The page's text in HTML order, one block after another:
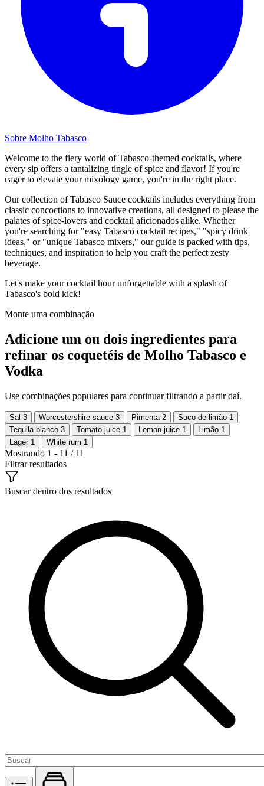
Sobre Molho Tabasco
Welcome to the fiery world of Tabasco-themed cocktails, where
every sip offers a tantalizing tingle of spice and flavor! If you're
eager to elevate your mixology game, you're in the right place.
Our collection of Tabasco Sauce cocktails includes everything from
classic concoctions to innovative creations, all designed to please the
palates of spice-lovers and cocktail aficionados alike. Whether
you're searching for "easy Tabasco cocktail recipes," "spicy drink
ideas," or "unique Tabasco mixers," our guide is packed with tips,
techniques, and inspiration to help you craft the perfect zesty
beverage.
Let's make your cocktail hour unforgettable with a splash of
Tabasco's bold kick!
Monte uma combinação
Adicione um ou dois ingredientes para
refinar os coquetéis de Molho Tabasco e
Vodka
Use combinações populares para continuar filtrando a partir daí.
Sal 3 Worcestershire sauce 3 Pimenta 2 Suco de limão 1
Tequila blanco 3 Tomato juice 1 Lemon juice 1 Limão 1
Lager 1 White rum 1
Mostrando 1 - 11 / 11
Filtrar resultados
Buscar dentro dos resultados